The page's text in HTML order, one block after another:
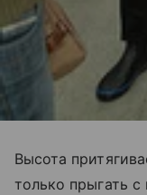
Высота
только прыгать